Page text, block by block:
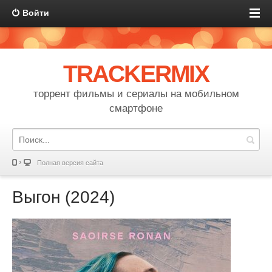
Войти
TRACKERMIX
торрент фильмы и сериалы на мобильном
смартфоне
Полная версия сайта
Выгон (2024)